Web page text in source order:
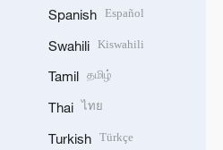
Spanish Español
Swahili Kiswahili
Tamil தமிழ்
Thai ไทย
Turkish Türkçe